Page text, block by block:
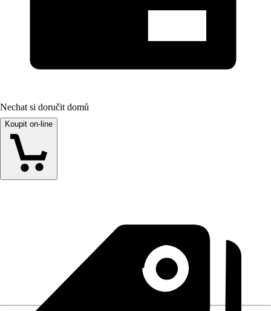
Nechat si doručit domů
Koupit on-line